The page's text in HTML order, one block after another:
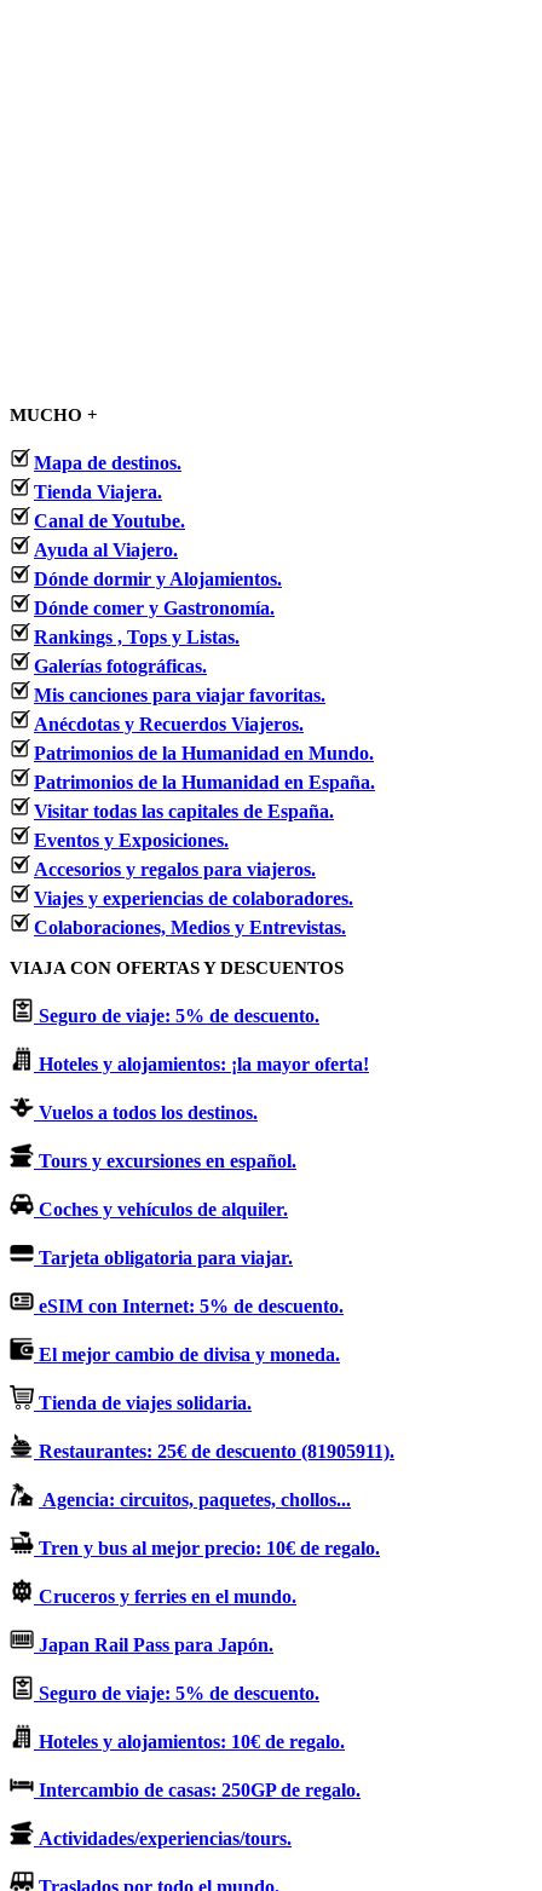
MUCHO +
Mapa de destinos.
Tienda Viajera.
Canal de Youtube.
Ayuda al Viajero.
Dónde dormir y Alojamientos.
Dónde comer y Gastronomía.
Rankings , Tops y Listas.
Galerías fotográficas.
Mis canciones para viajar favoritas.
Anécdotas y Recuerdos Viajeros.
Patrimonios de la Humanidad en Mundo.
Patrimonios de la Humanidad en España.
Visitar todas las capitales de España.
Eventos y Exposiciones.
Accesorios y regalos para viajeros.
Viajes y experiencias de colaboradores.
Colaboraciones, Medios y Entrevistas.
VIAJA CON OFERTAS Y DESCUENTOS
Seguro de viaje: 5% de descuento.
Hoteles y alojamientos: ¡la mayor oferta!
Vuelos a todos los destinos.
Tours y excursiones en español.
Coches y vehículos de alquiler.
Tarjeta obligatoria para viajar.
eSIM con Internet: 5% de descuento.
El mejor cambio de divisa y moneda.
Tienda de viajes solidaria.
Restaurantes: 25€ de descuento (81905911).
Agencia: circuitos, paquetes, chollos...
Tren y bus al mejor precio: 10€ de regalo.
Cruceros y ferries en el mundo.
Japan Rail Pass para Japón.
Seguro de viaje: 5% de descuento.
Hoteles y alojamientos: 10€ de regalo.
Intercambio de casas: 250GP de regalo.
Actividades/experiencias/tours.
Traslados por todo el mundo.